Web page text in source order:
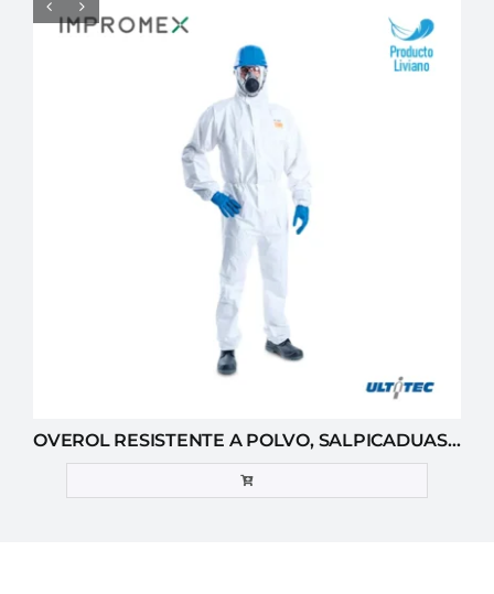
OVEROL RESISTENTE A POLVO, SALPICADUAS DE LÍQUIDOS Y AGENTES INFECCIOSOS